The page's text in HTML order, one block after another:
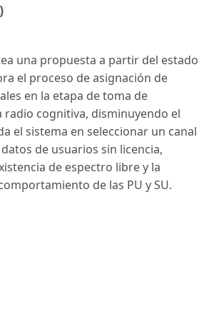
una propuesta a partir del estado
el proceso de asignación de
en la etapa de toma de
radio cognitiva, disminuyendo el
el sistema en seleccionar un canal
de usuarios sin licencia,
de espectro libre y la
de las PU y SU.